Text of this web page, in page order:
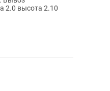
2.0 высота 2.10